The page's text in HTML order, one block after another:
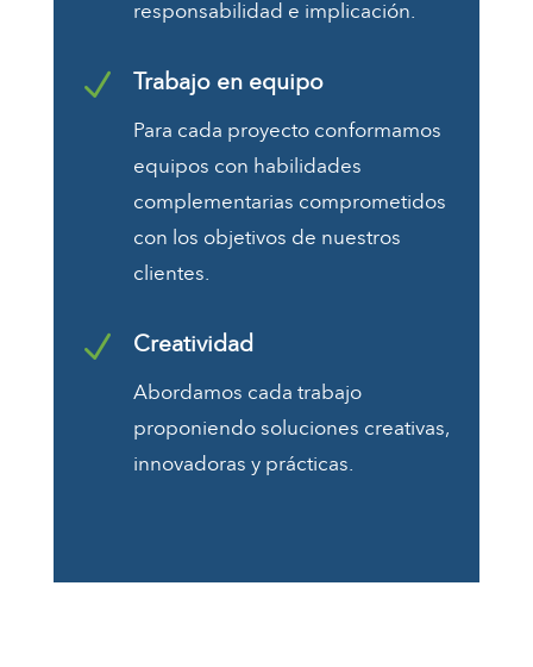
responsabilidad e implicación.
N Trabajo en equipo
Para cada proyecto conformamos
equipos con habilidades
complementarias comprometidos
con los objetivos de nuestros
clientes.
N Creatividad
Abordamos cada trabajo
proponiendo soluciones creativas,
innovadoras y prácticas.